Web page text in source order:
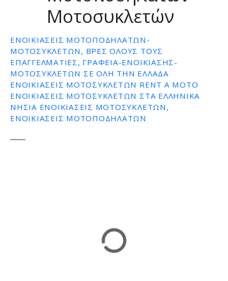
Μοτοσυκλετών
ΕΝΟΙΚΙΆΣΕΙΣ ΜΟΤΟΠΟΔΗΛΆΤΩΝ-
ΜΟΤΟΣΥΚΛΕΤΏΝ, ΒΡΕΣ ΌΛΟΥΣ ΤΟΥΣ
ΕΠΑΓΓΕΛΜΑΤΊΕΣ, ΓΡΑΦΕΊΑ-ΕΝΟΙΚΊΑΣΗΣ-
ΜΟΤΟΣΥΚΛΕΤΏΝ ΣΕ ΌΛΗ ΤΗΝ ΕΛΛΆΔΑ
ΕΝΟΙΚΙΆΣΕΙΣ ΜΟΤΟΣΥΚΛΕΤΏΝ RENT A MOTO
ΕΝΟΙΚΙΑΣΕΙΣ ΜΟΤΟΣΥΚΛΕΤΏΝ ΣΤΑ ΕΛΛΗΝΙΚΑ
ΝΗΣΙΑ ΕΝΟΙΚΙΆΣΕΙΣ ΜΟΤΟΣΥΚΛΕΤΏΝ,
ΕΝΟΙΚΙΑΣΕΙΣ ΜΟΤΟΠΟΔΗΛΑΤΩΝ